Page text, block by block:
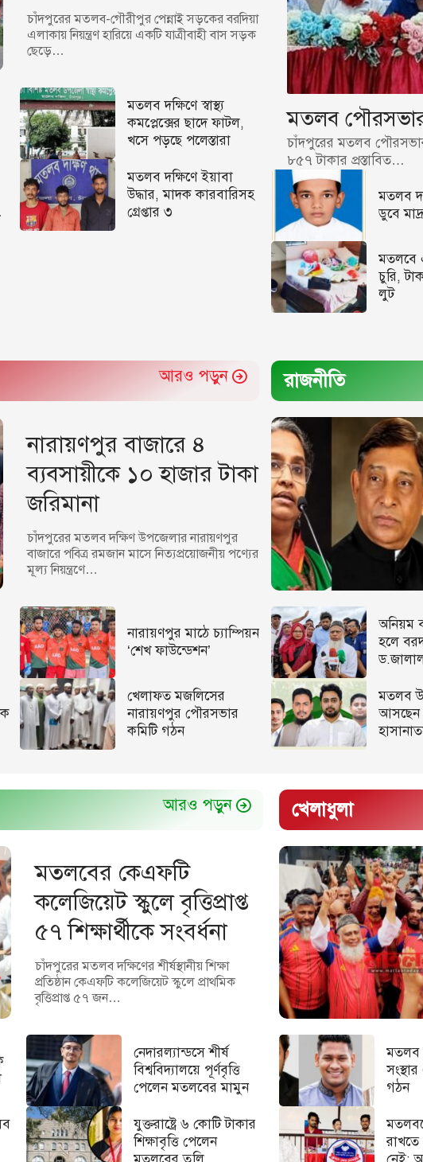
চাঁদপুরের মতলব-গৌরীপুর পেন্নাই সড়কের বরদিয়া
এলাকায় নিয়ন্ত্রণ হারিয়ে একটি যাত্রীবাহী বাস সড়ক
ছেড়ে…
মতলব দক্ষিণে স্বাস্থ্য
কমপ্লেক্সের ছাদে ফাটল,
খসে পড়ছে পলেস্তারা
মতলব দক্ষিণে ইয়াবা
উদ্ধার, মাদক কারবারিসহ
গ্রেপ্তার ৩
মতলব
চাঁদপুরের মতলব
৮৫৭ টাকার প্রস্তাবিত…
মতলব
ডুবে
মতলবে
চুরি,
লুট
আরও পড়ুন
নারায়ণপুর বাজারে ৪
ব্যবসায়ীকে ১০ হাজার টাকা
জরিমানা
চাঁদপুরের মতলব দক্ষিণ উপজেলার নারায়ণপুর
বাজারে পবিত্র রমজান মাসে নিত্যপ্রয়োজনীয় পণ্যের
মূল্য নিয়ন্ত্রণে…
নারায়ণপুর মাঠে চ্যাম্পিয়ন
‘শেখ ফাউন্ডেশন’
খেলাফত মজলিসের
নারায়ণপুর পৌরসভার
কমিটি গঠন
রাজনীতি
অনিয়ম
হলে
মতলব
আসছেন
আরও পড়ুন
মতলবের কেএফটি
কলেজিয়েট স্কুলে বৃত্তিপ্রাপ্ত
৫৭ শিক্ষার্থীকে সংবর্ধনা
চাঁদপুরের মতলব দক্ষিণের শীর্ষস্থানীয় শিক্ষা
প্রতিষ্ঠান কেএফটি কলেজিয়েট স্কুলে প্রাথমিক
বৃত্তিপ্রাপ্ত ৫৭ জন…
নেদারল্যান্ডসে শীর্ষ
বিশ্ববিদ্যালয়ে পূর্ণবৃত্তি
পেলেন মতলবের মামুন
যুক্তরাষ্ট্রে ৬ কোটি টাকার
শিক্ষাবৃত্তি পেলেন
খেলাধুলা
মতলব
গঠন